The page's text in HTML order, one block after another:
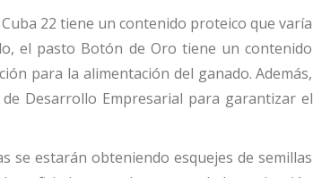
22 tiene un contenido proteico que varía
el pasto Botón de Oro tiene un contenido
para la alimentación del ganado. Además,
Desarrollo Empresarial para garantizar el
se estarán obteniendo esquejes de semillas